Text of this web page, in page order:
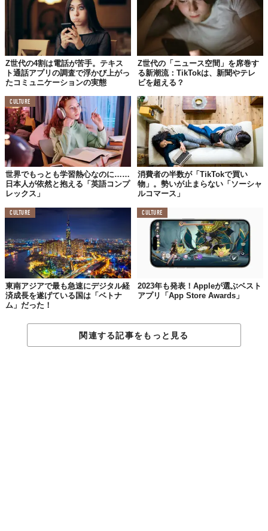
Z世代の4割は電話が苦手。テキス
ト通話アプリの調査で浮かび上がっ
たコミュニケーションの実態
Z世代の「ニュース空間」を席巻す
る新潮流：TikTokは、新聞やテレ
ビを超える？
CULTURE
世界でもっとも学習熱心なのに……
日本人が依然と抱える「英語コンプ
レックス」
消費者の半数が「TikTokで買い
物」。勢いが止まらない「ソーシャ
ルコマース」
CULTURE
東南アジアで最も急速にデジタル経
済成長を遂げている国は「ベトナ
ム」だった！
CULTURE
2023年も発表！Appleが選ぶベスト
アプリ「App Store Awards」
関連する記事をもっと見る